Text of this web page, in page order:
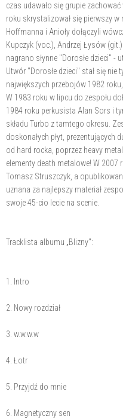
czas udawało się grupie
roku skrystalizował się pierwszy w
Hoffmanna i Anioły dołączyli
Kupczyk (voc.), Andrzej Łysów
nagrano słynne "Dorosłe dzieci" -
Utwór "Dorosłe dzieci" stał się nie
największych przebojów 1982
W 1983 roku w lipcu do zespołu
1984 roku perkusista Alan Sors i
składu Turbo z tamtego okresu.
doskonałych płyt, prezentujących
od hard rocka, poprzez heavy
elementy death metalowe! W
Tomasz Struszczyk, a
uznana za najlepszy materiał
swoje 45-cio lecie na scenie.
Tracklista albumu „Blizny":
1. Intro
2. Nowy rozdział
3. w.w.w.w
4. Łotr
5. Przyjdź do mnie
6. Magnetyczny sen